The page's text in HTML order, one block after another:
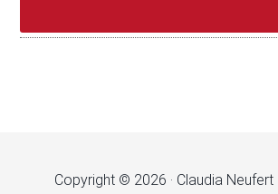
Copyright © 2026 · Claudia Neufert